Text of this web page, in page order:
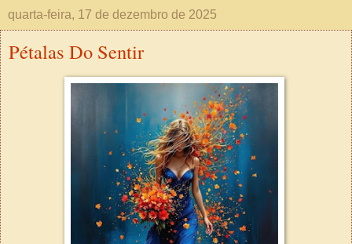
quarta-feira, 17 de dezembro de 2025
Pétalas Do Sentir